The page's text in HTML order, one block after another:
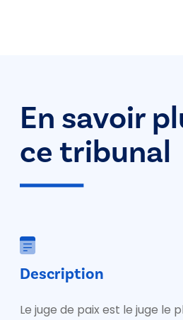
En savoir
ce tribunal
Description
Le juge de paix est le juge le